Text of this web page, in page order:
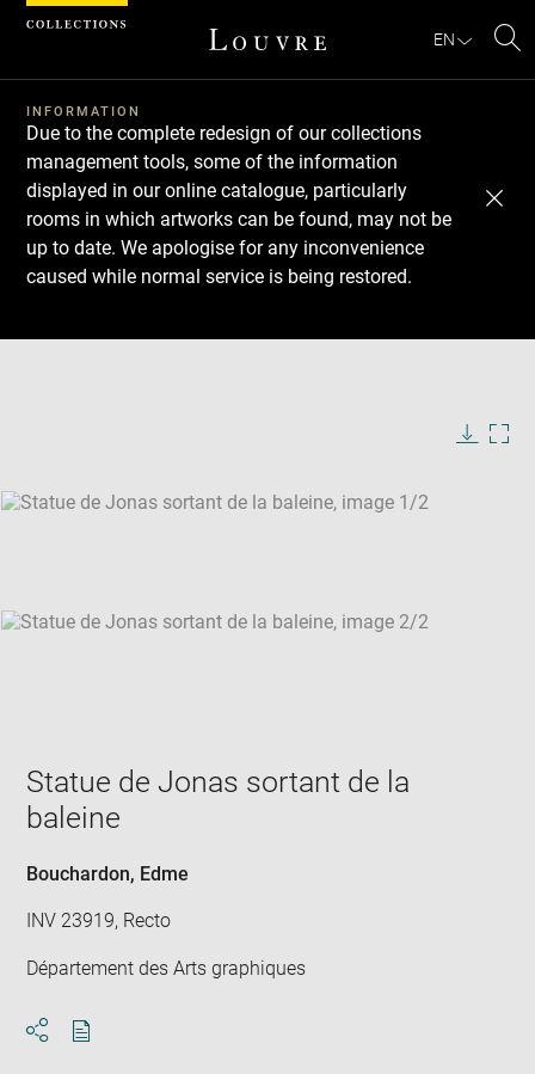
EN
INFORMATION
Due to the complete redesign of our collections
management tools, some of the information
displayed in our online catalogue, particularly
rooms in which artworks can be found, may not be
up to date. We apologise for any inconvenience
caused while normal service is being restored.
SKIP IMAGE CAROUSEL
Download
Next
Previous
Statue de Jonas sortant de la
baleine
Bouchardon, Edme
INV 23919, Recto
Département des Arts graphiques
Cookies management panel